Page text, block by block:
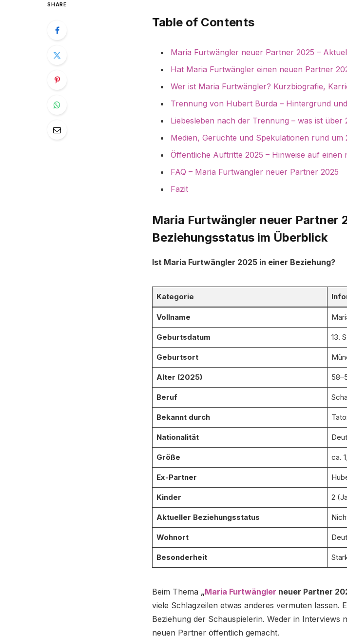
SHARE
Table of Contents
Maria Furtwängler neuer Partner 2025 –
Hat Maria Furtwängler einen neuen Partner
Wer ist Maria Furtwängler? Kurzbiografie,
Trennung von Hubert Burda – Hintergrund
Liebesleben nach der Trennung – was ist über
Medien, Gerüchte und Spekulationen rund um
Öffentliche Auftritte 2025 – Hinweise auf einen
FAQ – Maria Furtwängler neuer Partner 2025
Fazit
Maria Furtwängler neuer Partner
Beziehungsstatus im Überblick
Ist Maria Furtwängler 2025 in einer Beziehung?
Kategorie
Vollname
Geburtsdatum 13.
Geburtsort
Alter (2025)
Beruf
Bekannt durch
Nationalität
Größe ca.
Ex-Partner
Kinder 2
Aktueller Beziehungsstatus
Wohnort
Besonderheit
Beim Thema „Maria Furtwängler neuer Partner
viele Schlagzeilen etwas anderes vermuten lassen.
Beziehung der Schauspielerin. Weder in Interviews
neuen Partner öffentlich gemacht.